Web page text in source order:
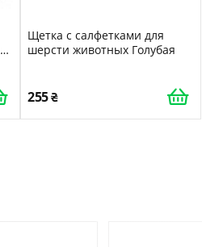
Щетка с салфетками для
шерсти животных Голубая
255